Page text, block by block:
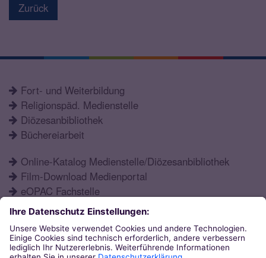
Zurück
Fort- und Weiterbildung
Religionspäd. Medienstelle
Diözesanbibliothek
Büchereiarbeit
Online-Katalog Medienstelle/Diözesanbibliothek
Film-Download Medienportal
eOPAC Fachstelle
Fortbildungsprogramm
Schulformen
Öffnungszeiten